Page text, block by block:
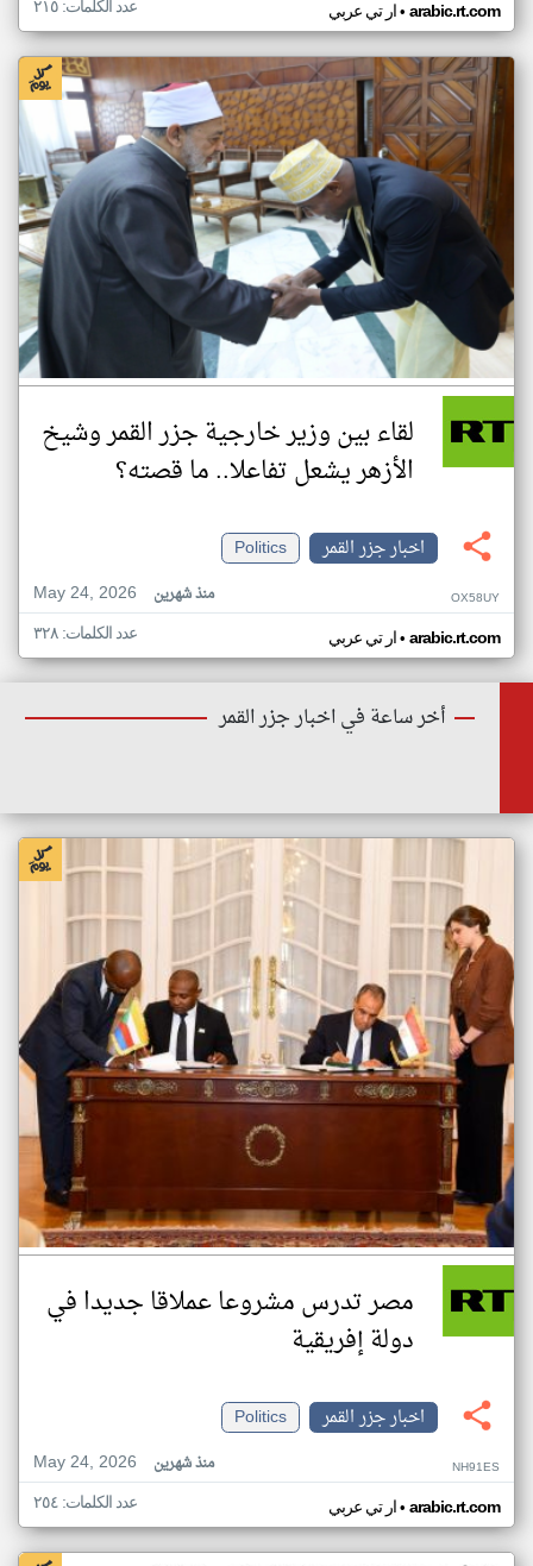
ار تي عربي• arabic.rt.com عدد الكلمات: ٢١٥
لقاء بين وزير خارجية جزر القمر وشيخ
الأزهر يشعل تفاعلا.. ما قصته؟
اخبار جزر القمر
Politics
May 24, 2026
منذ شهرين OX58UY
ار تي عربي• arabic.rt.com عدد الكلمات: ٣٢٨
أخر ساعة في اخبار جزر القمر
مصر تدرس مشروعا عملاقا جديدا في
دولة إفريقية
اخبار جزر القمر
Politics
May 24, 2026
منذ شهرين NH91ES
ار تي عربي• arabic.rt.com عدد الكلمات: ٢٥٤